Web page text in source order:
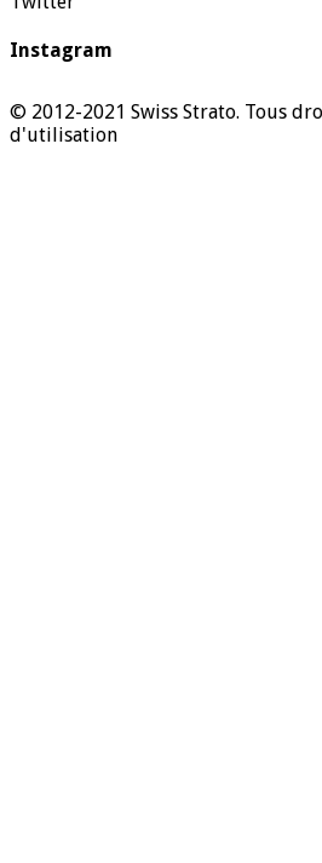
Instagram
© 2012-2021 Swiss Strato. Tous
d'utilisation